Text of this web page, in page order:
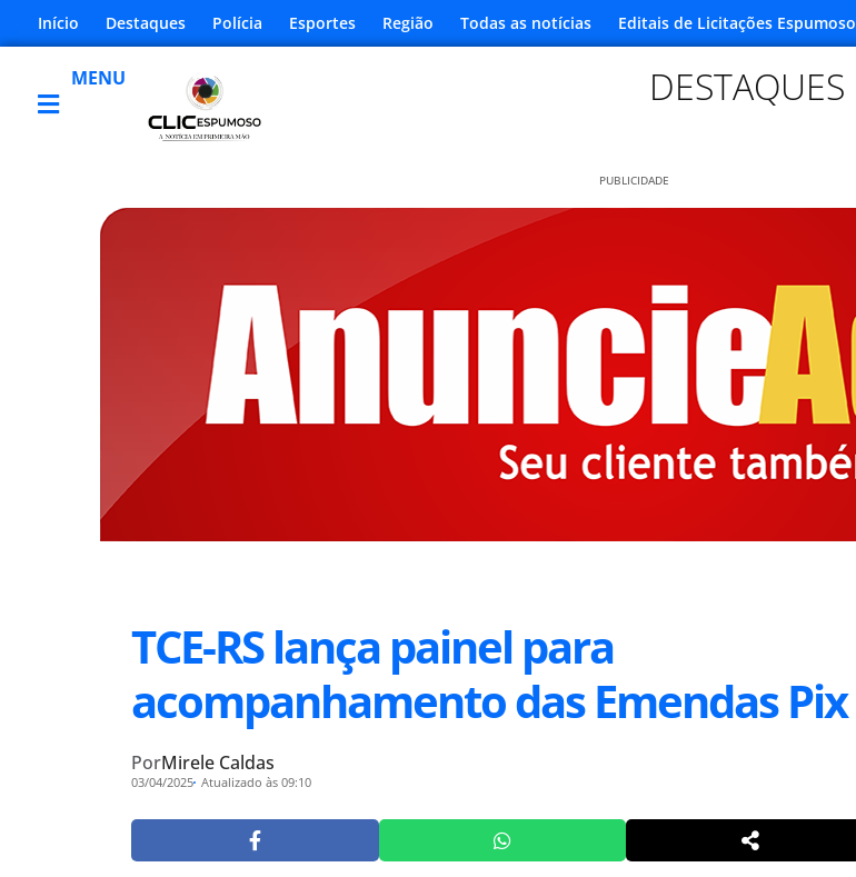
Início Destaques Polícia Esportes Região Todas as notícias Editais de Licitações Espumoso
MENU DESTAQUES
PUBLICIDADE
TCE-RS lança painel para
acompanhamento das Emendas Pix
PorMirele Caldas
03/04/2025 Atualizado às 09:10